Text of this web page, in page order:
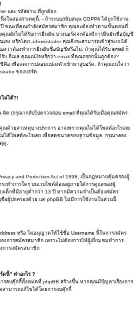
และ รหัสผ่าน ที่ถูกต้อง.
ในสองสาเหตุนี้. - ถ้าระบบสนับสนุน COPPA ได้ถูกใช้งาน
ขณะที่คุณกำลังสมัครสมาชิก คุณจะต้องทำตามขั้นตอนที่
คุณยังไม่ได้รับการยืนยัน บางบอร์ดจะต้องมีการยืนยันชื่อบัญชี
ง หรือโดย administrator คุณจึงจะสามารถเข้าสู่ระบบได้.
งว่าต้องทำการยืนยันชื่อบัญชีหรือไม่. ถ้าคุณได้รับ email ก็
อีเมล คุณแน่ใจหรือว่า email ที่คุณกรอกนั้นถูกต้อง?
อ เพื่อลดการปลอมแปลงตัวเข้ามาสู่บอร์ด. ถ้าคุณแน่ใจว่า
ของบอร์ด.
ไม่ได้?!
ด (กรุณากลับไปตรวจสอบ email ที่คุณได้รับเมื่อคุณสมัคร
วยสาเหตุบางประการ อาจเพราะคุณไม่ได้โพสต์อะไรเลย
ได้โพสต์อะไรเลย เพื่อลดขนาดของฐานข้อมูล. กรุณาลอง
ดู.
and Protection Act of 1998, เป็นกฏหมายคุ้มครองผู้
ะทำการใดๆ บนเวบไซต์ต้องอยู่ภายใต้การดูแลของผู้
เด็กที่มีอายุต่ำกว่า 13 ปี หากมีความจำเป็นต้องสมัคร
อผู้ปกครองด้วย แต่ phpBB ไม่มีการใช้งานในส่วนนี้
หรือ ไม่อนุญาตให้ใช้ชื่อ Username นี้ในการสมัคร
งการสมัครสมาชิก เพราะไม่ต้องการให้ผู้เยี่ยมชมทำการ
การสมัครสมาชิก
นี้” ทำอะไร ?
รลบคุ๊กกี๊ทั้งหมดที่ phpBB สร้างขึ้น หากคุณมีปัญหาเรื่องการ
สามารถแก้ไขได้โดยการลบคุ๊กกี้